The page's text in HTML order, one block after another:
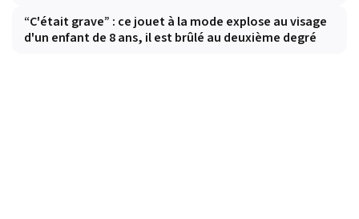
“C'était grave” : ce jouet à la mode explose au visage
d'un enfant de 8 ans, il est brûlé au deuxième degré